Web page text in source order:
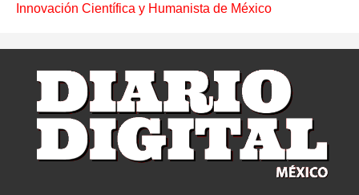
Innovación Científica y Humanista de México